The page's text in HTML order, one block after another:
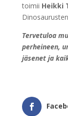
toimii Heikki
Tervetuloa
perheineen,
jäsenet ja